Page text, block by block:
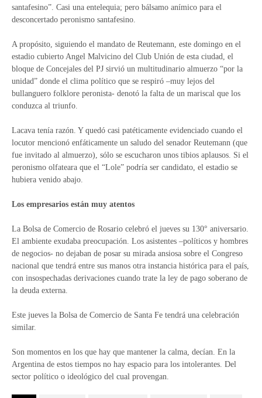
santafesino”. Casi una entelequia; pero bálsamo anímico para el
desconcertado peronismo santafesino.
A propósito, siguiendo el mandato de Reutemann, este domingo en el
estadio cubierto Angel Malvicino del Club Unión de esta ciudad, el
bloque de Concejales del PJ sirvió un multitudinario almuerzo “por la
unidad” donde el clima político que se respiró –muy lejos del
bullanguero folklore peronista- denotó la falta de un mariscal que los
conduzca al triunfo.
Lacava tenía razón. Y quedó casi patéticamente evidenciado cuando el
locutor mencionó enfáticamente un saludo del senador Reutemann (que
fue invitado al almuerzo), sólo se escucharon unos tibios aplausos. Si el
peronismo olfateara que el “Lole” podría ser candidato, el estadio se
hubiera venido abajo.
Los empresarios están muy atentos
La Bolsa de Comercio de Rosario celebró el jueves su 130° aniversario.
El ambiente exudaba preocupación. Los asistentes –políticos y hombres
de negocios- no dejaban de posar su mirada ansiosa sobre el Congreso
nacional que tendrá entre sus manos otra instancia histórica para el país,
con insospechadas derivaciones cuando trate la ley de pago soberano de
la deuda externa.
Este jueves la Bolsa de Comercio de Santa Fe tendrá una celebración
similar.
Son momentos en los que hay que mantener la calma, decían. En la
Argentina de estos tiempos no hay espacio para los intolerantes. Del
sector político o ideológico del cual provengan.